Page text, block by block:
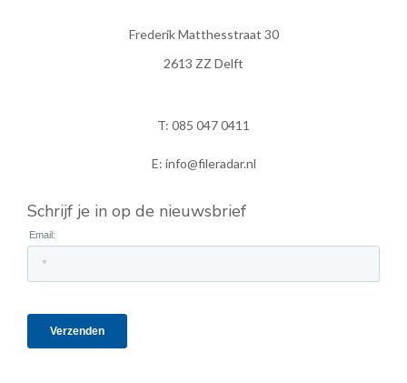
Frederik Matthesstraat 30
2613 ZZ Delft
T: 085 047 0411
E: info@fileradar.nl
Schrijf je in op de nieuwsbrief